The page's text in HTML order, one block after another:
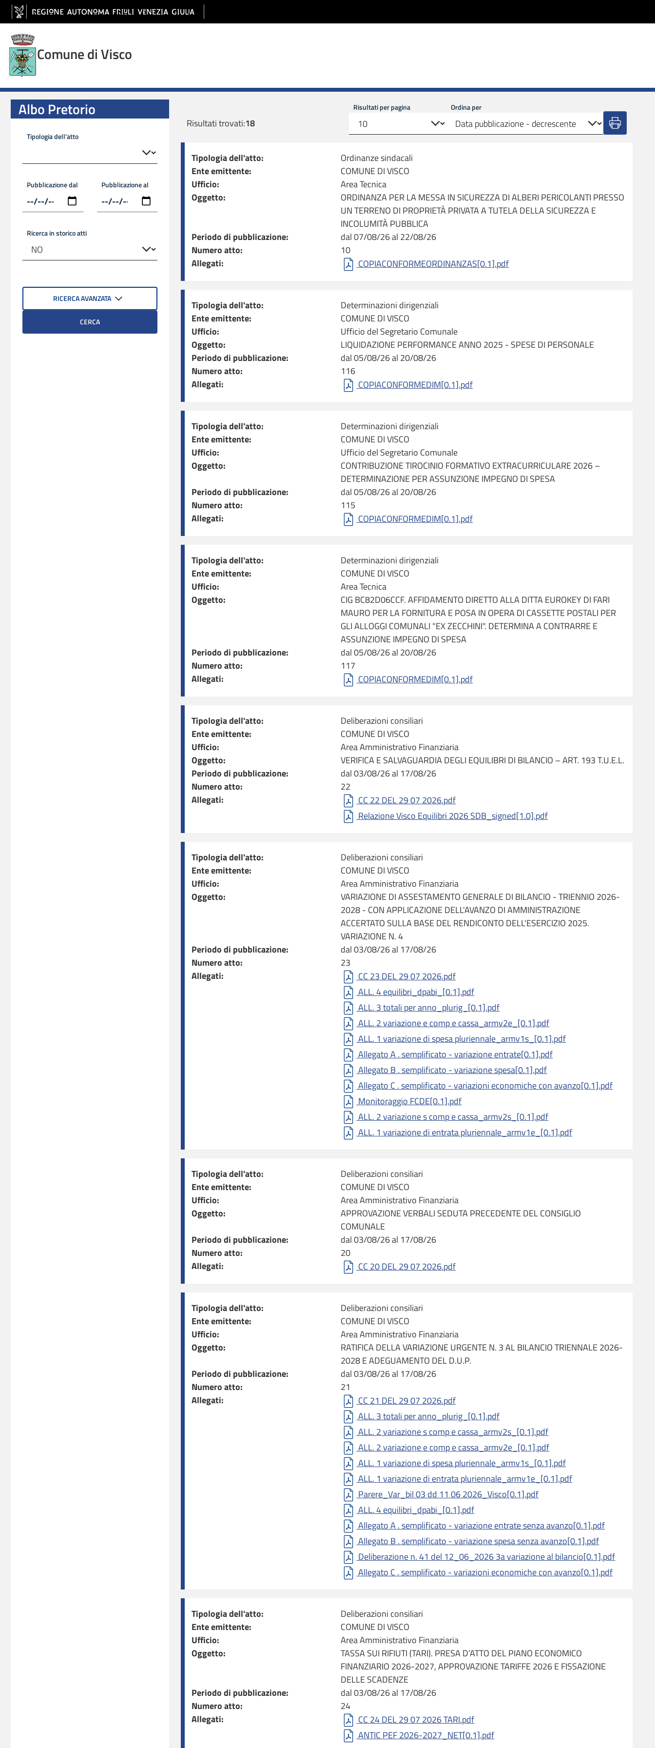
Albo Pretorio
Contenuti del sito
Comune di Visco
Albo Pretorio
Tipologia dell'atto
Pubblicazione dal Pubblicazione al
Ricerca in storico atti
RICERCA AVANZATA
CERCA
Risultati trovati:18
Risultati per pagina Ordina per
Tipologia dell'atto:
Ordinanze sindacali
Ente emittente:
COMUNE DI VISCO
Ufficio:
Area Tecnica
Oggetto:
ORDINANZA PER LA MESSA IN SICUREZZA DI ALBERI PERICOLANTI PRESSO
UN TERRENO DI PROPRIETÀ PRIVATA A TUTELA DELLA SICUREZZA E
INCOLUMITÀ PUBBLICA
Periodo di pubblicazione:
dal 07/08/26 al 22/08/26
Numero atto:
10
Allegati:
COPIACONFORMEORDINANZAS[0.1].pdf
Tipologia dell'atto:
Determinazioni dirigenziali
Ente emittente:
COMUNE DI VISCO
Ufficio:
Ufficio del Segretario Comunale
Oggetto:
LIQUIDAZIONE PERFORMANCE ANNO 2025 - SPESE DI PERSONALE
Periodo di pubblicazione:
dal 05/08/26 al 20/08/26
Numero atto:
116
Allegati:
COPIACONFORMEDIM[0.1].pdf
Tipologia dell'atto:
Determinazioni dirigenziali
Ente emittente:
COMUNE DI VISCO
Ufficio:
Ufficio del Segretario Comunale
Oggetto:
CONTRIBUZIONE TIROCINIO FORMATIVO EXTRACURRICULARE 2026 –
DETERMINAZIONE PER ASSUNZIONE IMPEGNO DI SPESA
Periodo di pubblicazione:
dal 05/08/26 al 20/08/26
Numero atto:
115
Allegati:
COPIACONFORMEDIM[0.1].pdf
Tipologia dell'atto:
Determinazioni dirigenziali
Ente emittente:
COMUNE DI VISCO
Ufficio:
Area Tecnica
Oggetto:
CIG BC82D06CCF. AFFIDAMENTO DIRETTO ALLA DITTA EUROKEY DI FARI
MAURO PER LA FORNITURA E POSA IN OPERA DI CASSETTE POSTALI PER
GLI ALLOGGI COMUNALI "EX ZECCHINI". DETERMINA A CONTRARRE E
ASSUNZIONE IMPEGNO DI SPESA
Periodo di pubblicazione:
dal 05/08/26 al 20/08/26
Numero atto:
117
Allegati:
COPIACONFORMEDIM[0.1].pdf
Tipologia dell'atto:
Deliberazioni consiliari
Ente emittente:
COMUNE DI VISCO
Ufficio:
Area Amministrativo Finanziaria
Oggetto:
VERIFICA E SALVAGUARDIA DEGLI EQUILIBRI DI BILANCIO – ART. 193 T.U.E.L.
Periodo di pubblicazione:
dal 03/08/26 al 17/08/26
Numero atto:
22
Allegati:
CC 22 DEL 29 07 2026.pdf
Relazione Visco Equilibri 2026 SDB_signed[1.0].pdf
Tipologia dell'atto:
Deliberazioni consiliari
Ente emittente:
COMUNE DI VISCO
Ufficio:
Area Amministrativo Finanziaria
Oggetto:
VARIAZIONE DI ASSESTAMENTO GENERALE DI BILANCIO - TRIENNIO 2026-
2028 - CON APPLICAZIONE DELL'AVANZO DI AMMINISTRAZIONE
ACCERTATO SULLA BASE DEL RENDICONTO DELL'ESERCIZIO 2025.
VARIAZIONE N. 4
Periodo di pubblicazione:
dal 03/08/26 al 17/08/26
Numero atto:
23
Allegati:
CC 23 DEL 29 07 2026.pdf
ALL. 4 equilibri_dpabi_[0.1].pdf
ALL. 3 totali per anno_plurig_[0.1].pdf
ALL. 2 variazione e comp e cassa_armv2e_[0.1].pdf
ALL. 1 variazione di spesa pluriennale_armv1s_[0.1].pdf
Allegato A . semplificato - variazione entrate[0.1].pdf
Allegato B . semplificato - variazione spesa[0.1].pdf
Allegato C . semplificato - variazioni economiche con avanzo[0.1].pdf
Monitoraggio FCDE[0.1].pdf
ALL. 2 variazione s comp e cassa_armv2s_[0.1].pdf
ALL. 1 variazione di entrata pluriennale_armv1e_[0.1].pdf
Tipologia dell'atto:
Deliberazioni consiliari
Ente emittente:
COMUNE DI VISCO
Ufficio:
Area Amministrativo Finanziaria
Oggetto:
APPROVAZIONE VERBALI SEDUTA PRECEDENTE DEL CONSIGLIO
COMUNALE
Periodo di pubblicazione:
dal 03/08/26 al 17/08/26
Numero atto:
20
Allegati:
CC 20 DEL 29 07 2026.pdf
Tipologia dell'atto:
Deliberazioni consiliari
Ente emittente:
COMUNE DI VISCO
Ufficio:
Area Amministrativo Finanziaria
Oggetto:
RATIFICA DELLA VARIAZIONE URGENTE N. 3 AL BILANCIO TRIENNALE 2026-
2028 E ADEGUAMENTO DEL D.U.P.
Periodo di pubblicazione:
dal 03/08/26 al 17/08/26
Numero atto:
21
Allegati:
CC 21 DEL 29 07 2026.pdf
ALL. 3 totali per anno_plurig_[0.1].pdf
ALL. 2 variazione s comp e cassa_armv2s_[0.1].pdf
ALL. 2 variazione e comp e cassa_armv2e_[0.1].pdf
ALL. 1 variazione di spesa pluriennale_armv1s_[0.1].pdf
ALL. 1 variazione di entrata pluriennale_armv1e_[0.1].pdf
Parere_Var_bil 03 dd 11 06 2026_Visco[0.1].pdf
ALL. 4 equilibri_dpabi_[0.1].pdf
Allegato A . semplificato - variazione entrate senza avanzo[0.1].pdf
Allegato B . semplificato - variazione spesa senza avanzo[0.1].pdf
Deliberazione n. 41 del 12_06_2026 3a variazione al bilancio[0.1].pdf
Allegato C . semplificato - variazioni economiche con avanzo[0.1].pdf
Tipologia dell'atto:
Deliberazioni consiliari
Ente emittente:
COMUNE DI VISCO
Ufficio:
Area Amministrativo Finanziaria
Oggetto:
TASSA SUI RIFIUTI (TARI). PRESA D’ATTO DEL PIANO ECONOMICO
FINANZIARIO 2026-2027, APPROVAZIONE TARIFFE 2026 E FISSAZIONE
DELLE SCADENZE
Periodo di pubblicazione:
dal 03/08/26 al 17/08/26
Numero atto:
24
Allegati:
CC 24 DEL 29 07 2026 TARI.pdf
ANTIC PEF 2026-2027_NET[0.1].pdf